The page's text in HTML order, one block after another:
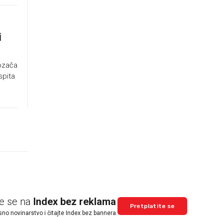
se na Index bez reklama
novinarstvo i čitajte Index bez bannera.
Pretplatite se